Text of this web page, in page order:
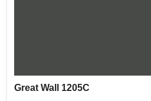
Great Wall 1205C